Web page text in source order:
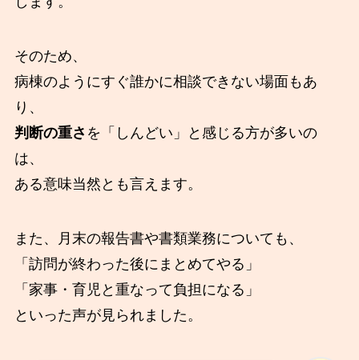
そのため、
病棟のようにすぐ誰かに相談できない場面もあ
り、
判断の重さ を「しんどい」と感じる方が多いの
は、
ある意味当然とも言えます。
また、月末の報告書や書類業務についても、
「訪問が終わった後にまとめてやる」
「家事・育児と重なって負担になる」
といった声が見られました。